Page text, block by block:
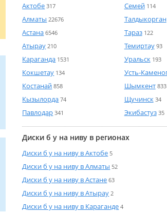
Актобе 317
Алматы 22676
Астана 6546
Атырау 210
Караганда 1531
Кокшетау 134
Костанай 858
Кызылорда 74
Павлодар 341
Семей 114
Талдыкорган
Тараз 122
Темиртау 93
Уральск 193
Усть-
Шымкент 833
Щучинск 34
Экибастуз 35
Диски б у на ниву в регионах
Диски б у на ниву в Актобе 5
Диски б у на ниву в Алматы 52
Диски б у на ниву в Астане 63
Диски б у на ниву в Атырау 2
Диски б у на ниву в Караганде 4